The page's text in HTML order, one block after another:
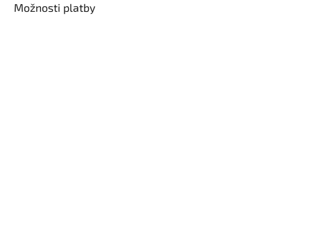
Možnosti platby